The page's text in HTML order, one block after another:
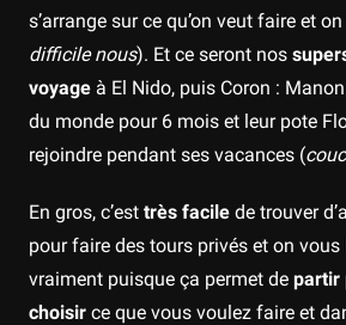
s’arrange sur ce qu’on veut faire et
difficile nous). Et ce seront nos
voyage à El Nido, puis Coron :
du monde pour 6 mois et leur pote
rejoindre pendant ses vacances (
En gros, c’est très facile de trouver
pour faire des tours privés et on vous
vraiment puisque ça permet de partir
choisir ce que vous voulez faire et